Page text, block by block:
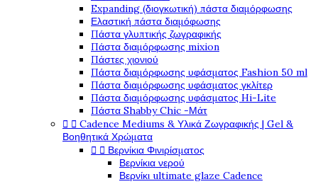
Expanding (διογκωτική) πάστα διαμόρφωσης
Ελαστική πάστα διαμόφωσης
Πάστα γλυπτικής ζωγραφικής
Πάστα διαμόρφωσης mixion
Πάστες χιονιού
Πάστα διαμόρφωσης υφάσματος Fashion 50 ml
Πάστα διαμόρφωσης υφάσματος γκλίτερ
Πάστα διαμόρφωσης υφάσματος Hi-Lite
Πάστα Shabby Chic -Μάτ
  Cadence Mediums & Υλικά Ζωγραφικής | Gel &
Βοηθητικά Χρώματα
  Βερνίκια Φινιρίσματος
Βερνίκια νερού
Βερνίκι ultimate glaze Cadence